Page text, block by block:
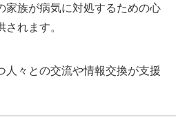
家族が病気に対処するための心
されます。
人々との交流や情報交換が支援